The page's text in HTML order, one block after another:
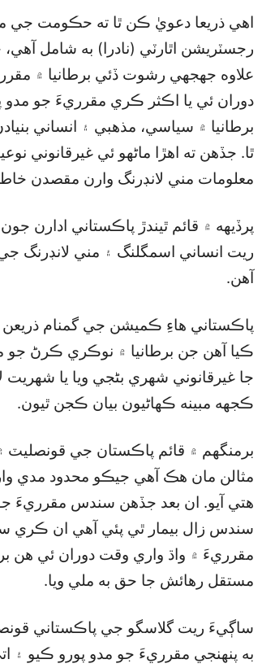
اهي ذريعا دعويٰ ڪن ٿا ته حڪومت جي
رجسٽريشن اٿارٽي (نادرا) به شامل
علاوه جهجهي رشوت ڏئي برطانيا ۾
دوران ئي يا اڪثر ڪري مقرريءَ جو مدو
برطانيا ۾ سياسي، مذهبي ۽ انساني
ٿا. جڏهن ته اهڙا ماڻهو ئي غيرقانوني
معلومات مني لانڊرنگ وارن مقصدن
پرڏيهه ۾ قائم ٿيندڙ پاڪستاني ادارن
ريت انساني اسمگلنگ ۽ مني لانڊرنگ
آهن.
پاڪستاني هاءِ ڪميشن جي گمنام
ڪيا آهن جن برطانيا ۾ نوڪري ڪرڻ جو
جا غيرقانوني شهري بڻجي ويا يا
ڪجهه مبينه ڪهاڻيون بيان ڪجن ٿيون.
برمنگهم ۾ قائم پاڪستان جي قونصليٽ ۾
مثالن مان هڪ آهي جيڪو محدود مدي
هتي آيو. ان بعد جڏهن سندس مقرريءَ
سندس زال بيمار ٿي پئي آهي ان
مقرريءَ ۾ واڌ واري وقت دوران ئي هن
مستقل رهائش جا حق به ملي ويا.
ساڳيءَ ريت گلاسگو جي پاڪستاني
به پنهنجي مقرريءَ جو مدو پورو ڪيو ۽